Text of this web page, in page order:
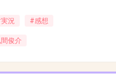
できたニモのアトラク
況 #感想
俊介